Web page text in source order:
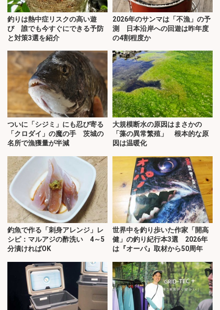
釣りは熱中症リスクの高い遊
び 誰でも今すぐにできる予防
と対策3選を紹介
2026年のサンマは「不漁」の予
測 日本沿岸への回遊は昨年度
の4割程度か
ついに「シジミ」にも忍び寄る
「クロダイ」の魔の手 茨城の
名所で漁獲量が半減
大規模断水の原因はまさかの
「藻の異常繁殖」 根本的な原
因は温暖化
釣魚で作る「刺身アレンジ」レ
シピ：マルアジの酢洗い 4～5
分漬ければOK
世界中を釣り歩いた作家「開高
健」の釣り紀行本3選 2026年
は『オーパ』取材から50周年